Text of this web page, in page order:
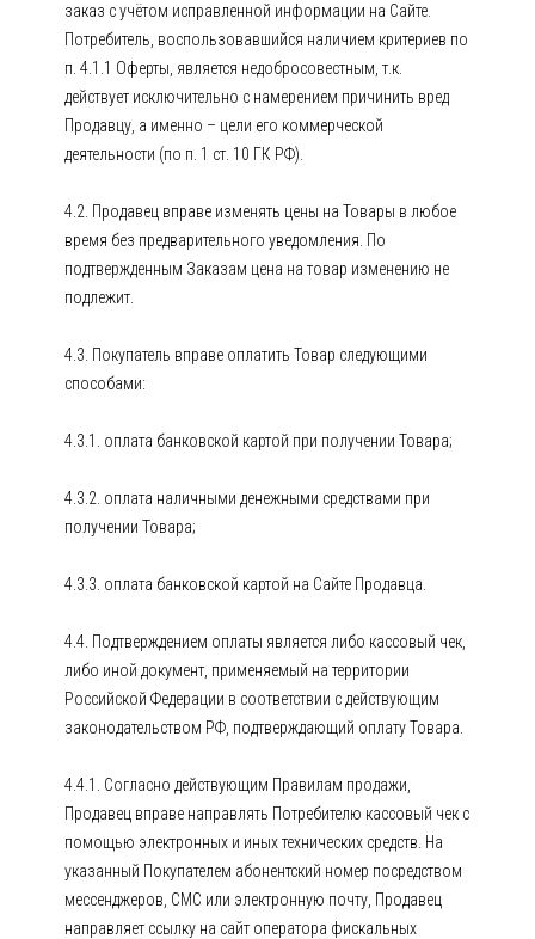
заказ с учётом исправленной информации на Сайте.
Потребитель, воспользовавшийся наличием критериев по
п. 4.1.1 Оферты, является недобросовестным, т.к.
действует исключительно с намерением причинить вред
Продавцу, а именно – цели его коммерческой
деятельности (по п. 1 ст. 10 ГК РФ).
4.2. Продавец вправе изменять цены на Товары в любое
время без предварительного уведомления. По
подтвержденным Заказам цена на товар изменению не
подлежит.
4.3. Покупатель вправе оплатить Товар следующими
способами:
4.3.1. оплата банковской картой при получении Товара;
4.3.2. оплата наличными денежными средствами при
получении Товара;
4.3.3. оплата банковской картой на Сайте Продавца.
4.4. Подтверждением оплаты является либо кассовый чек,
либо иной документ, применяемый на территории
Российской Федерации в соответствии с действующим
законодательством РФ, подтверждающий оплату Товара.
4.4.1. Согласно действующим Правилам продажи,
Продавец вправе направлять Потребителю кассовый чек с
помощью электронных и иных технических средств. На
указанный Покупателем абонентский номер посредством
мессенджеров, СМС или электронную почту, Продавец
направляет ссылку на сайт оператора фискальных